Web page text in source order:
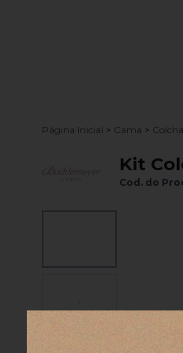
Página Inicial > Cama >
Kit
Cod. do